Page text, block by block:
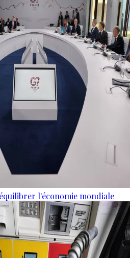
l'économie mondiale